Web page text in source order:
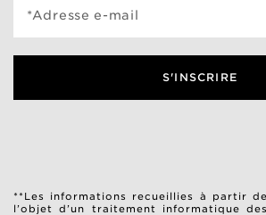
*Adresse e-mail
S'INSCRIRE
**Les informations recueillies à partir
l’objet d’un traitement informatique